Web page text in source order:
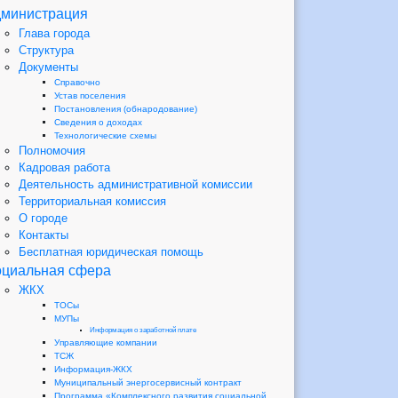
Глава города
Структура
Документы
Справочно
Устав поселения
Постановления (обнародование)
Сведения о доходах
Технологические схемы
Полномочия
Кадровая работа
Деятельность административной комиссии
Территориальная комиссия
О городе
Контакты
Бесплатная юридическая помощь
сфера
ЖКХ
ТОСы
МУПы
Информация о заработной плате
Управляющие компании
ТСЖ
Информация-ЖКХ
Муниципальный энергосервисный контракт
Программа «Комплексного развития социальной